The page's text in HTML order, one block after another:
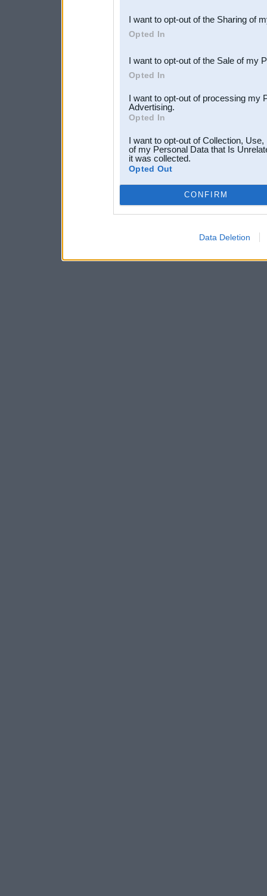
Downstream Participants
third parties.
I want to opt-out of the Sharing of
Opted In
I want to opt-out of the Sale of my
Opted In
I want to opt-out of processing my
Advertising.
Opted In
I want to opt-out of Collection,
of my Personal Data that Is
it was collected.
Opted Out
CONFIRM
Data Deletion